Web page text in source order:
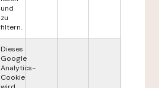
und
zu
filtern.
Dieses
Google
Analytics-
Cookie